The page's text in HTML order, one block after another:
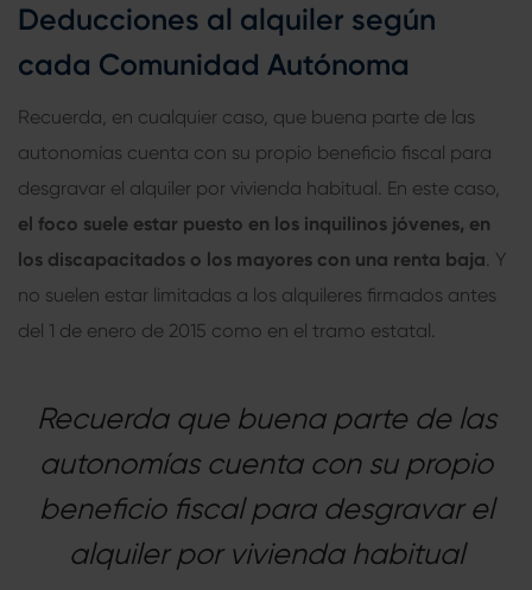
Deducciones al alquiler según
cada Comunidad Autónoma
Recuerda, en cualquier caso, que buena parte de las
autonomías cuenta con su propio beneficio fiscal para
desgravar el alquiler por vivienda habitual. En este caso,
el foco suele estar puesto en los inquilinos jóvenes, en
los discapacitados o los mayores con una renta baja . Y
no suelen estar limitadas a los alquileres firmados antes
del 1 de enero de 2015 como en el tramo estatal.
Recuerda que buena parte de las
autonomías cuenta con su propio
beneficio fiscal para desgravar el
alquiler por vivienda habitual